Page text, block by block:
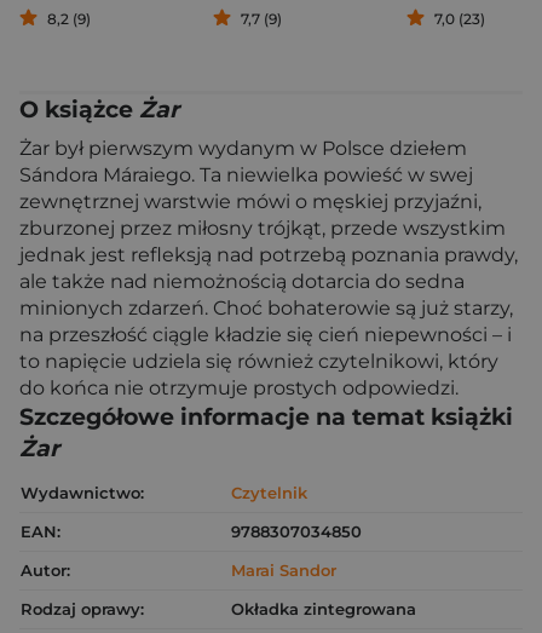
8,2 (9) 7,7 (9) 7,0 (23)
O książce Żar
Żar był pierwszym wydanym w Polsce dziełem
Sándora Máraiego. Ta niewielka powieść w swej
zewnętrznej warstwie mówi o męskiej przyjaźni,
zburzonej przez miłosny trójkąt, przede wszystkim
jednak jest refleksją nad potrzebą poznania prawdy,
ale także nad niemożnością dotarcia do sedna
minionych zdarzeń. Choć bohaterowie są już starzy,
na przeszłość ciągle kładzie się cień niepewności – i
to napięcie udziela się również czytelnikowi, który
do końca nie otrzymuje prostych odpowiedzi.
Szczegółowe informacje na temat książki
Żar
Wydawnictwo:
Czytelnik
EAN:
9788307034850
Autor:
Marai Sandor
Rodzaj oprawy:
Okładka zintegrowana